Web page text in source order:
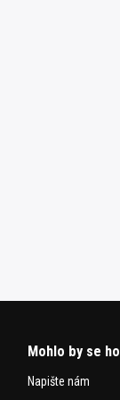
Mohlo by se
Napište nám